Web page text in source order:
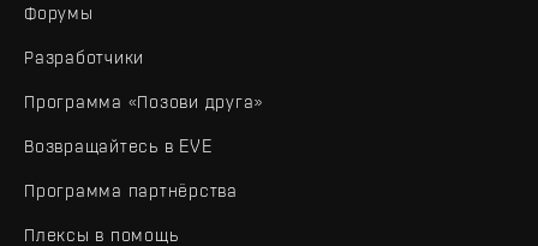
Форумы
Разработчики
Программа «Позови друга»
Возвращайтесь в EVE
Программа партнёрства
Плексы в помощь